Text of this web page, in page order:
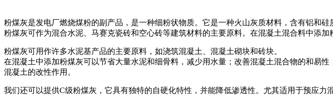
粉煤灰是发电厂燃烧煤粉的副产品，是一种细粉状物质。它是一种火山灰质材料，含有铝和
粉煤灰可作为混合水泥、马赛克瓷砖和空心砖等建筑材料的主要原料。在混凝土混合料中添
粉煤灰可用作许多水泥基产品的主要原料，如浇筑混凝土、混凝土砌块和砖块。
在混凝土中添加粉煤灰可以节省大量水泥和细骨料，减少用水量；改善混凝土混合物的和易
混凝土的改性作用。
我们还可以提供C级粉煤灰，它具有独特的自硬化特性，并能降低渗透性。尤其适用于预应力